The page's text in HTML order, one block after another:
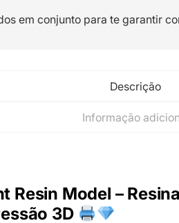
em conjunto para te garantir
Descrição
Informação
Resin Model –
3D